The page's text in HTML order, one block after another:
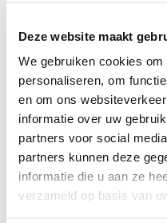
Deze website maakt
We gebruiken cookies
personaliseren, om
en om ons
informatie over uw
partners voor social
partners kunnen deze
informatie die u aan ze
verzameld op basis van